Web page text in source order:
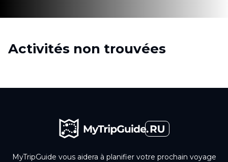
Activités non trouvées
MyTripGuide vous aidera à planifier votre prochain voyage